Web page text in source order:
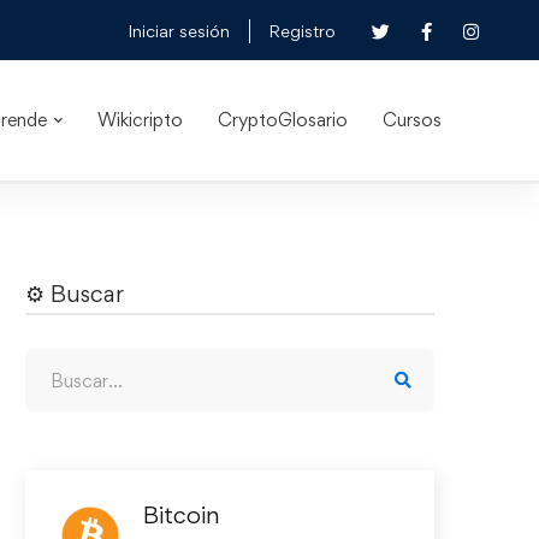
Iniciar sesión Registro
Wikicripto CryptoGlosario Cursos
⚙︎ Buscar
Bitcoin